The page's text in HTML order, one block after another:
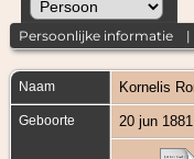
Persoonlijke informatie
Naam Kornelis
Geboorte 20 jun 1881